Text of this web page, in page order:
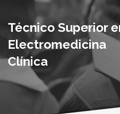
Técnico Superior
Electromedicina
Clínica